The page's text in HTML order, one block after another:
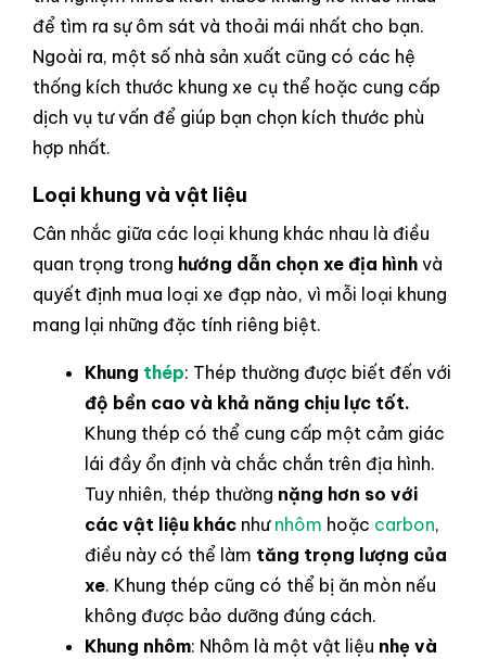
để tìm ra sự ôm sát và thoải mái nhất cho bạn.
Ngoài ra, một số nhà sản xuất cũng có các hệ
thống kích thước khung xe cụ thể hoặc cung cấp
dịch vụ tư vấn để giúp bạn chọn kích thước phù
hợp nhất.
Loại khung và vật liệu
Cân nhắc giữa các loại khung khác nhau là điều
quan trọng trong hướng dẫn chọn xe địa hình và
quyết định mua loại xe đạp nào, vì mỗi loại khung
mang lại những đặc tính riêng biệt.
Khung thép: Thép thường được biết đến với
độ bền cao và khả năng chịu lực tốt.
Khung thép có thể cung cấp một cảm giác
lái đầy ổn định và chắc chắn trên địa hình.
Tuy nhiên, thép thường nặng hơn so với
các vật liệu khác như nhôm hoặc carbon,
điều này có thể làm tăng trọng lượng của
xe. Khung thép cũng có thể bị ăn mòn nếu
không được bảo dưỡng đúng cách.
Khung nhôm: Nhôm là một vật liệu nhẹ và